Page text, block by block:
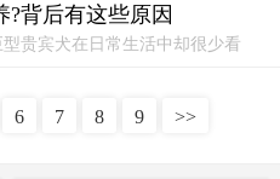
背后有这些原因
贵宾犬在日常生活中却很少看
但是它的毛发是羊毛卷圈的形
需要宠主每天花很多时间帮它护
6 7 8 9 >>